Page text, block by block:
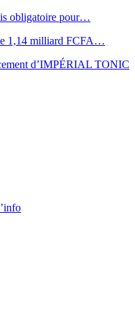
obligatoire pour…
1,14 milliard FCFA…
d’IMPÉRIAL TONIC